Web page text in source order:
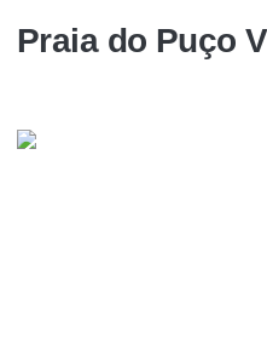
Praia do Puço